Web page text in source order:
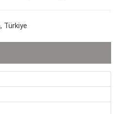
Türkiye